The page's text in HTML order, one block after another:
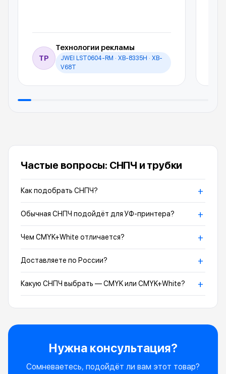
ТР
Технологии рекламы
JWEI LST0604-RM · XB-8335H · XB-
V68T
Частые вопросы: СНПЧ и трубки
Как подобрать СНПЧ? +
Обычная СНПЧ подойдёт для УФ-принтера? +
Чем CMYK+White отличается? +
Доставляете по России? +
Какую СНПЧ выбрать — CMYK или CMYK+White? +
Нужна консультация?
Сомневаетесь, подойдёт ли вам этот товар?